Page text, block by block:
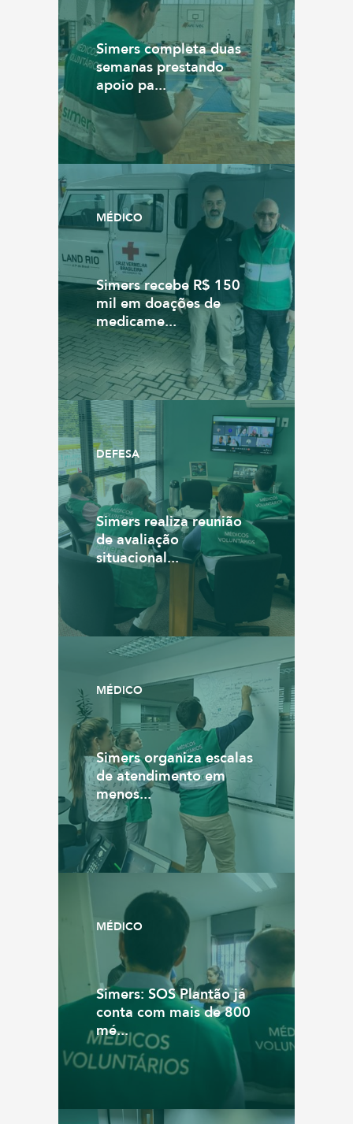
Simers completa duas
semanas prestando
apoio pa...
MÉDICO
Simers recebe R$ 150
mil em doações de
medicame...
DEFESA
Simers realiza reunião
de avaliação
situacional...
MÉDICO
Simers organiza escalas
de atendimento em
menos...
MÉDICO
Simers: SOS Plantão já
conta com mais de 800
mé...